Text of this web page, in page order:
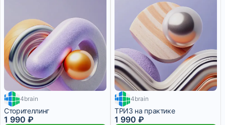
1 месяц
4brain
Сторителлинг
1 990 ₽
4brain
ТРИЗ на практике
1 990 ₽